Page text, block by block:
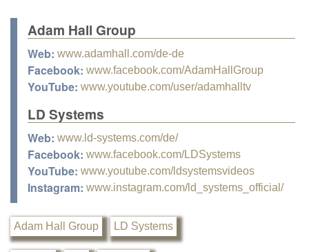
Adam Hall Group
Web: www.adamhall.com/de-de
Facebook: www.facebook.com/AdamHallGroup
YouTube: www.youtube.com/user/adamhalltv
LD Systems
Web: www.ld-systems.com/de/
Facebook: www.facebook.com/LDSystems
YouTube: www.youtube.com/ldsystemsvideos
Instagram: www.instagram.com/ld_systems_official/
Adam Hall Group LD Systems